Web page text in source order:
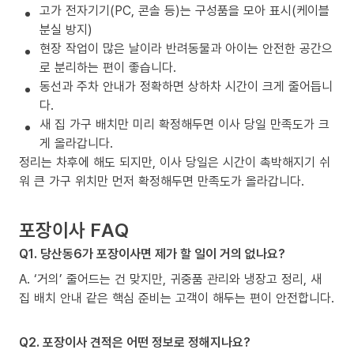
고가 전자기기(PC, 콘솔 등)는 구성품을 모아 표시(케이블
분실 방지)
현장 작업이 많은 날이라 반려동물과 아이는 안전한 공간으
로 분리하는 편이 좋습니다.
동선과 주차 안내가 정확하면 상하차 시간이 크게 줄어듭니
다.
새 집 가구 배치만 미리 확정해두면 이사 당일 만족도가 크
게 올라갑니다.
정리는 차후에 해도 되지만, 이사 당일은 시간이 촉박해지기 쉬
워 큰 가구 위치만 먼저 확정해두면 만족도가 올라갑니다.
포장이사 FAQ
Q1. 당산동6가 포장이사면 제가 할 일이 거의 없나요?
A. ‘거의’ 줄어드는 건 맞지만, 귀중품 관리와 냉장고 정리, 새
집 배치 안내 같은 핵심 준비는 고객이 해두는 편이 안전합니다.
Q2. 포장이사 견적은 어떤 정보로 정해지나요?